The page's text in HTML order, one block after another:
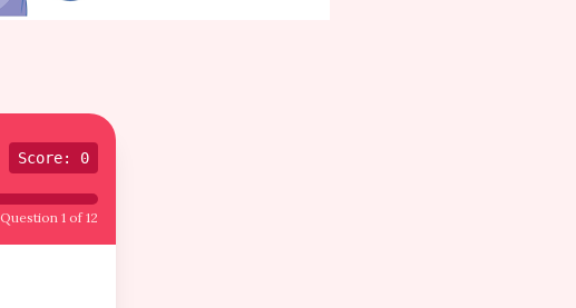
Score: 0
Question 1 of 12